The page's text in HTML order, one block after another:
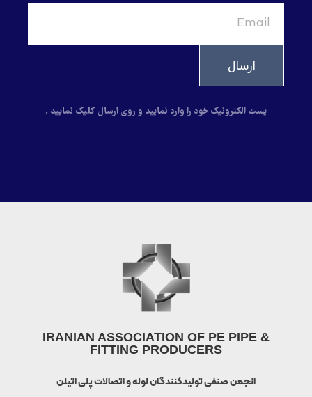
ارسال
پست الکترونیک خود را وارد نمایید و روی ارسال کلیک نمایید .
IRANIAN ASSOCIATION OF PE PIPE &
FITTING PRODUCERS
انجمن صنفی تولیدکنندگان لوله و اتصالات پلی اتیلن